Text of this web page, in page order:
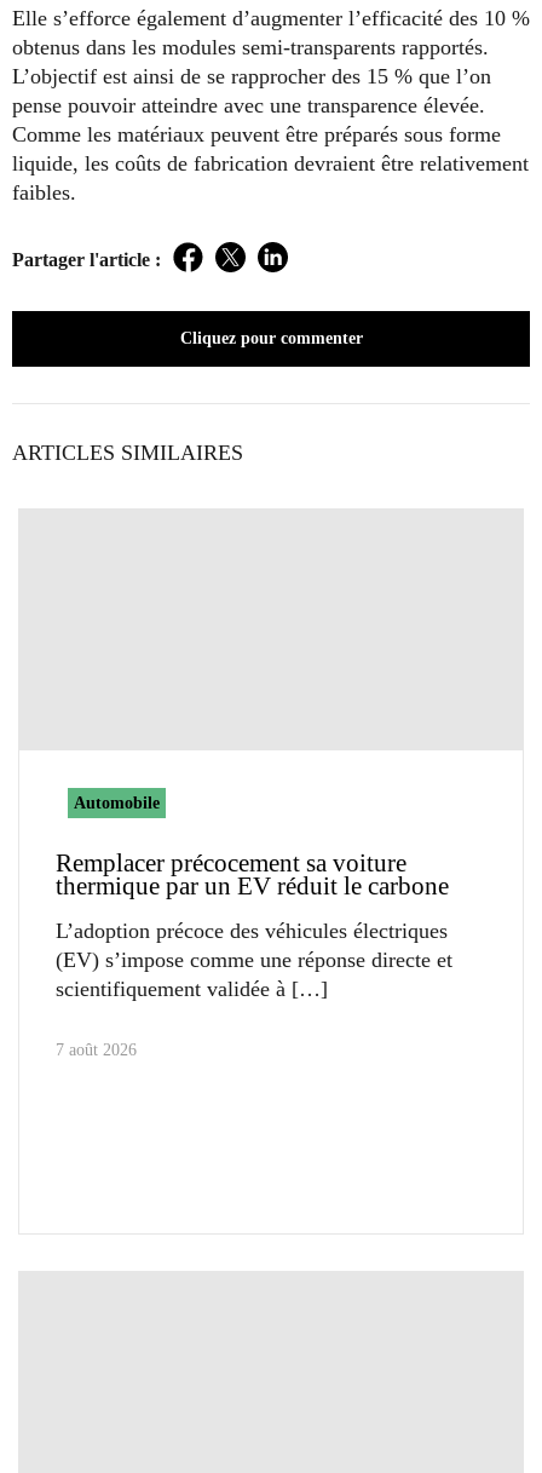
Elle s’efforce également d’augmenter l’efficacité des 10 %
obtenus dans les modules semi-transparents rapportés.
L’objectif est ainsi de se rapprocher des 15 % que l’on
pense pouvoir atteindre avec une transparence élevée.
Comme les matériaux peuvent être préparés sous forme
liquide, les coûts de fabrication devraient être relativement
faibles.
Partager l'article : Facebook
TwitterLinkedIn
Cliquez pour commenter
ARTICLES SIMILAIRES
Automobile
Remplacer précocement sa voiture
thermique par un EV réduit le carbone
L’adoption précoce des véhicules électriques
(EV) s’impose comme une réponse directe et
scientifiquement validée à
7 août 2026